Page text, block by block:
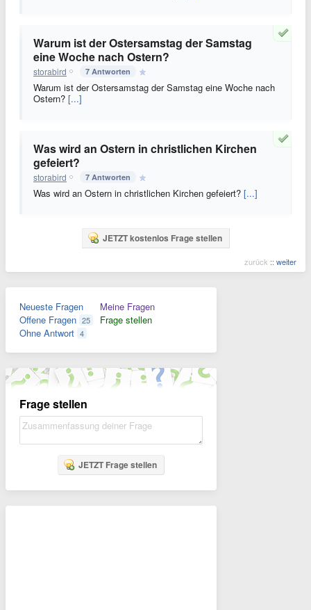
Warum ist der Ostersamstag der Samstag
eine Woche nach Ostern?
storabird 7 Antworten
Warum ist der Ostersamstag der Samstag eine Woche nach
Ostern? [...]
Was wird an Ostern in christlichen Kirchen
gefeiert?
storabird 7 Antworten
Was wird an Ostern in christlichen Kirchen gefeiert? [...]
JETZT kostenlos Frage stellen
zurück :: weiter
Neueste Fragen
Offene Fragen 25
Ohne Antwort 4
Meine Fragen
Frage stellen
Frage stellen
JETZT Frage stellen